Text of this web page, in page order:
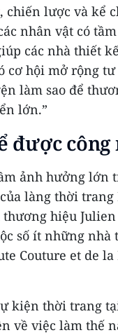
lược và kể
nhân vật có
các nhà thiết
cơ hội mở rộng
làm sao để
lớn.”
được
ảnh hưởng lớn
làng thời
hiệu
số ít những
Couture et de
kiện thời trang
về việc làm thế